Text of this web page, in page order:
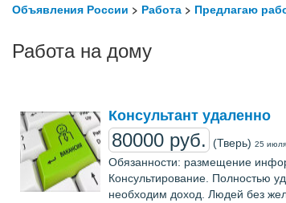
Объявления России > Работа > Предлагаю
Работа на дому
Консультант удаленно
80000 руб. (Тверь) 25
Обязанности: размещение
Консультирование. Полностью
необходим доход. Людей без